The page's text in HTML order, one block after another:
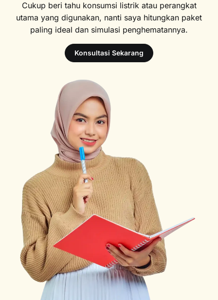
Cukup beri tahu konsumsi listrik atau perangkat
utama yang digunakan, nanti saya hitungkan paket
paling ideal dan simulasi penghematannya.
Konsultasi Sekarang